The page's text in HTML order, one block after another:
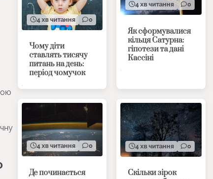
4 хв читання 0
Чому діти
ставлять тисячу
питань на день:
період чомучок
4 хв читання 0
Як сформувалися
кільця Сатурна:
гіпотези та дані
Кассіні
4 хв читання 0
Де починається
4 хв читання 0
Скільки зірок